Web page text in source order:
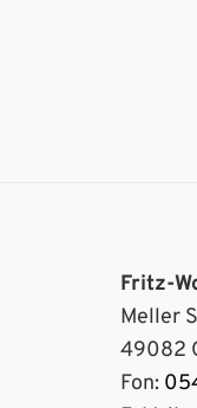
Fritz-
Meller
49082
Fon: